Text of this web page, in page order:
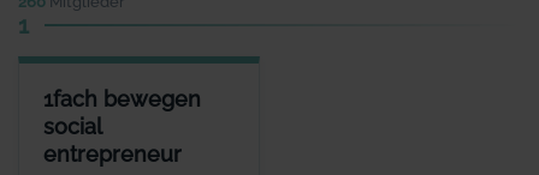
1
1fach bewegen
social
entrepreneur
1FACH BEWEGEN SOCIAL ENTREPRENEUR